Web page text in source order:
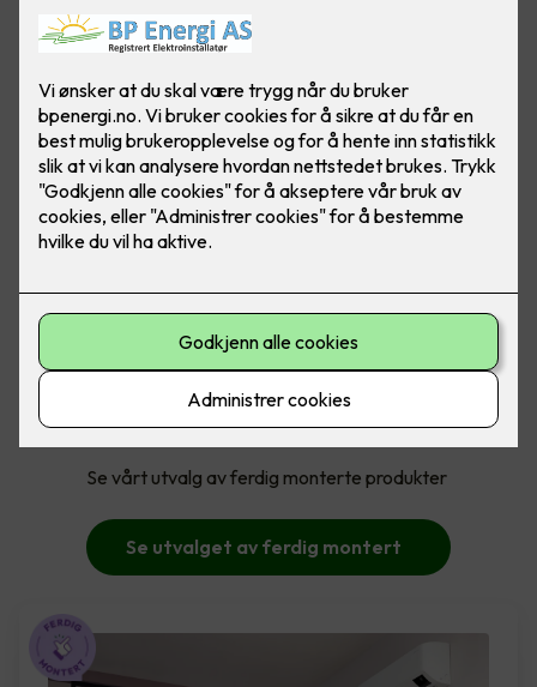
Med ferdig montert får du:
Pakkepris på produkt og montering
Jobben gjort, trygt og enkelt for deg
Se vårt utvalg av ferdig monterte produkter
Se utvalget av ferdig montert